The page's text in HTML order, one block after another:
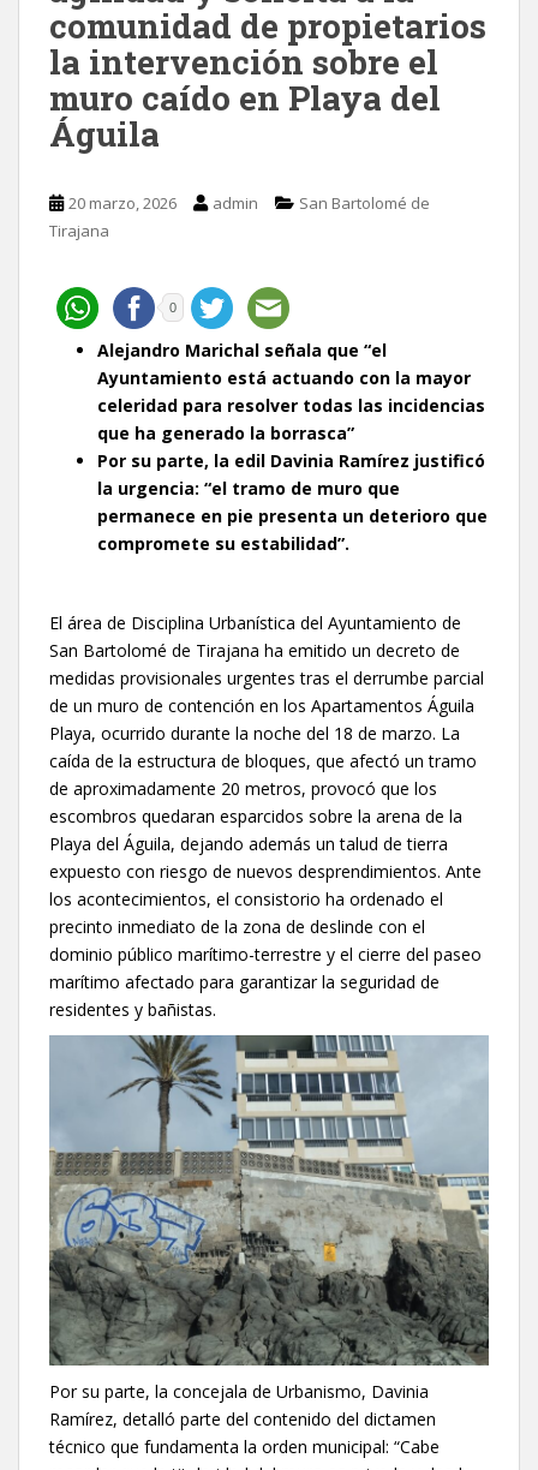
comunidad de propietarios
la intervención sobre el
muro caído en Playa del
Águila
20 marzo, 2026 admin
San Bartolomé de
Tirajana
0
Alejandro Marichal señala que “el
Ayuntamiento está actuando con la mayor
celeridad para resolver todas las incidencias
que ha generado la borrasca”
Por su parte, la edil Davinia Ramírez justificó
la urgencia: “el tramo de muro que
permanece en pie presenta un deterioro que
compromete su estabilidad”.
El área de Disciplina Urbanística del Ayuntamiento de
San Bartolomé de Tirajana ha emitido un decreto de
medidas provisionales urgentes tras el derrumbe parcial
de un muro de contención en los Apartamentos Águila
Playa, ocurrido durante la noche del 18 de marzo. La
caída de la estructura de bloques, que afectó un tramo
de aproximadamente 20 metros, provocó que los
escombros quedaran esparcidos sobre la arena de la
Playa del Águila, dejando además un talud de tierra
expuesto con riesgo de nuevos desprendimientos. Ante
los acontecimientos, el consistorio ha ordenado el
precinto inmediato de la zona de deslinde con el
dominio público marítimo-terrestre y el cierre del paseo
marítimo afectado para garantizar la seguridad de
residentes y bañistas.
Por su parte, la concejala de Urbanismo, Davinia
Ramírez, detalló parte del contenido del dictamen
técnico que fundamenta la orden municipal: “Cabe